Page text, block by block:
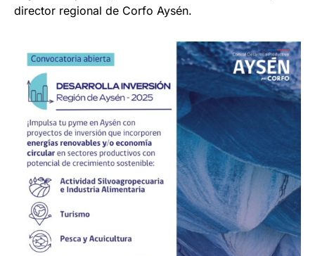
director regional de Corfo Aysén.